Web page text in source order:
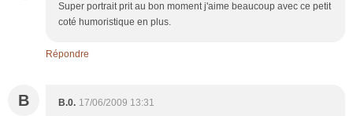
Super portrait prit au bon moment j'aime beaucoup avec ce petit
coté humoristique en plus.
Répondre
B B.0. 17/06/2009 13:31